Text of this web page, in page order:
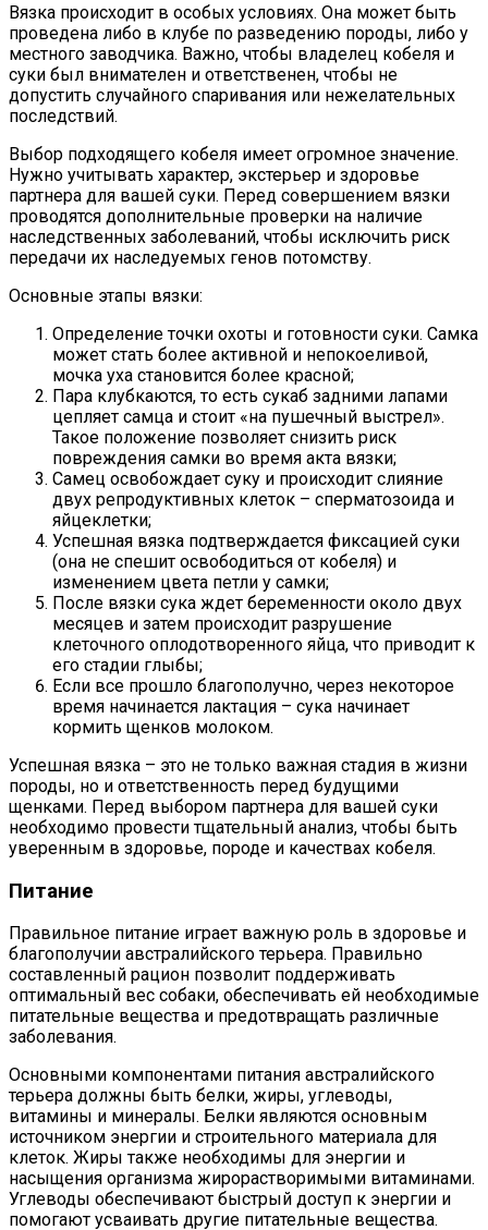
Вязка происходит в особых условиях. Она может быть
проведена либо в клубе по разведению породы, либо у
местного заводчика. Важно, чтобы владелец кобеля и
суки был внимателен и ответственен, чтобы не
допустить случайного спаривания или нежелательных
последствий.
Выбор подходящего кобеля имеет огромное значение.
Нужно учитывать характер, экстерьер и здоровье
партнера для вашей суки. Перед совершением вязки
проводятся дополнительные проверки на наличие
наследственных заболеваний, чтобы исключить риск
передачи их наследуемых генов потомству.
Основные этапы вязки:
Определение точки охоты и готовности суки. Самка
может стать более активной и непокоеливой,
мочка уха становится более красной;
Пара клубкаются, то есть сукаб задними лапами
цепляет самца и стоит «на пушечный выстрел».
Такое положение позволяет снизить риск
повреждения самки во время акта вязки;
Самец освобождает суку и происходит слияние
двух репродуктивных клеток – сперматозоида и
яйцеклетки;
Успешная вязка подтверждается фиксацией суки
(она не спешит освободиться от кобеля) и
изменением цвета петли у самки;
После вязки сука ждет беременности около двух
месяцев и затем происходит разрушение
клеточного оплодотворенного яйца, что приводит к
его стадии глыбы;
Если все прошло благополучно, через некоторое
время начинается лактация – сука начинает
кормить щенков молоком.
Успешная вязка – это не только важная стадия в жизни
породы, но и ответственность перед будущими
щенками. Перед выбором партнера для вашей суки
необходимо провести тщательный анализ, чтобы быть
уверенным в здоровье, породе и качествах кобеля.
Питание
Правильное питание играет важную роль в здоровье и
благополучии австралийского терьера. Правильно
составленный рацион позволит поддерживать
оптимальный вес собаки, обеспечивать ей необходимые
питательные вещества и предотвращать различные
заболевания.
Основными компонентами питания австралийского
терьера должны быть белки, жиры, углеводы,
витамины и минералы. Белки являются основным
источником энергии и строительного материала для
клеток. Жиры также необходимы для энергии и
насыщения организма жирорастворимыми витаминами.
Углеводы обеспечивают быстрый доступ к энергии и
помогают усваивать другие питательные вещества.